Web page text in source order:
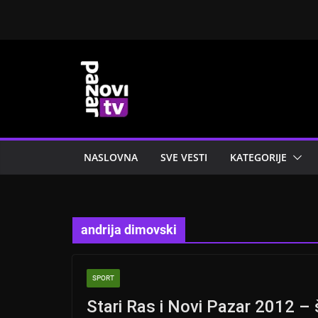
NASLOVNA SVE VESTI KATEGORIJE
andrija dimovski
SPORT
Stari Ras i Novi Pazar 2012 –